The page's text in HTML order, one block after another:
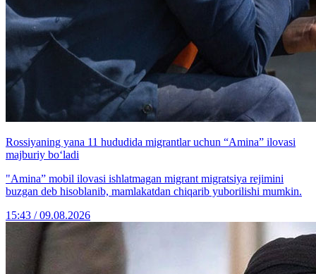
Rossiyaning yana 11 hududida migrantlar uchun “Amina” ilovasi
majburiy bo‘ladi
"Amina” mobil ilovasi ishlatmagan migrant migratsiya rejimini
buzgan deb hisoblanib, mamlakatdan chiqarib yuborilishi mumkin.
15:43 / 09.08.2026